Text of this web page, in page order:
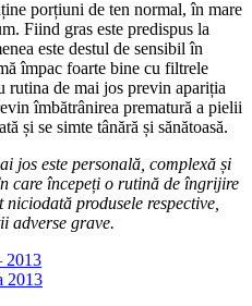
porțiuni de ten normal, în mare
Fiind gras este predispus la
este destul de sensibil în
împac foarte bine cu filtrele
rutina de mai jos previn apariția
îmbătrânirea prematură a pielii
și se simte tânără și sănătoasă.
jos este personală, complexă și
care începeți o rutină de îngrijire
produsele respective,
adverse grave.
2013
2013